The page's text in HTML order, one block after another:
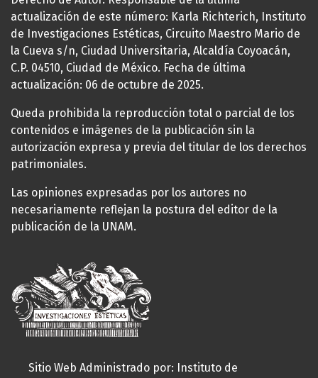
actualización de este número: Karla Richterich, Instituto
de Investigaciones Estéticas, Circuito Maestro Mario de
la Cueva s/n, Ciudad Universitaria, Alcaldía Coyoacán,
C.P. 04510, Ciudad de México. Fecha de última
actualización: 06 de octubre de 2025.
Queda prohibida la reproducción total o parcial de los
contenidos e imágenes de la publicación sin la
autorización expresa y previa del titular de los derechos
patrimoniales.
Las opiniones expresadas por los autores no
necesariamente reflejan la postura del editor de la
publicación de la UNAM.
Sitio Web Administrado por: Instituto de